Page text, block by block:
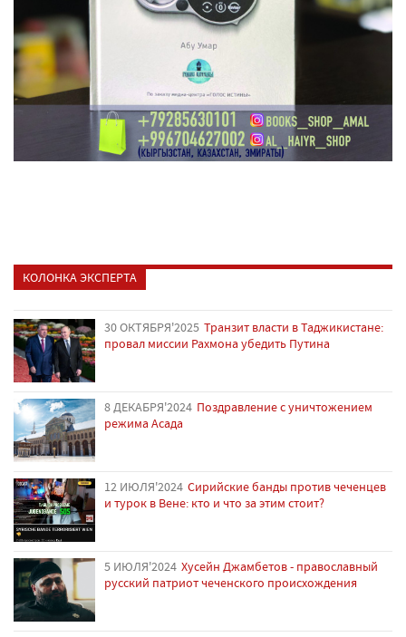
КОЛОНКА ЭКСПЕРТА
30 ОКТЯБРЯ'2025 Транзит власти в Таджикистане:
провал миссии Рахмона убедить Путина
8 ДЕКАБРЯ'2024 Поздравление с уничтожением
режима Асада
12 ИЮЛЯ'2024 Сирийские банды против чеченцев
и турок в Вене: кто и что за этим стоит?
5 ИЮЛЯ'2024 Хусейн Джамбетов - православный
русский патриот чеченского происхождения